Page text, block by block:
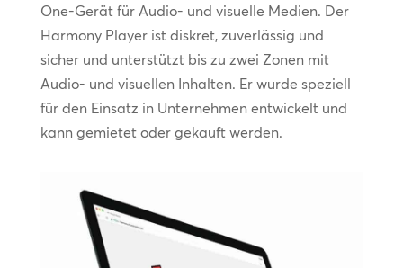
One-Gerät für Audio- und visuelle Medien. Der
Harmony Player ist diskret, zuverlässig und
sicher und unterstützt bis zu zwei Zonen mit
Audio- und visuellen Inhalten. Er wurde speziell
für den Einsatz in Unternehmen entwickelt und
kann gemietet oder gekauft werden.